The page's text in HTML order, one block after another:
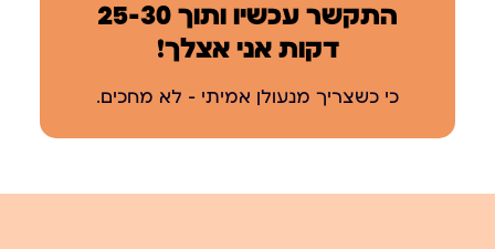
התקשר עכשיו ותוך 25-30
דקות אני אצלך!
כי כשצריך מנעולן אמיתי – לא מחכים.